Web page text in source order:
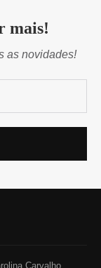
mais!
as novidades!
Carvalho